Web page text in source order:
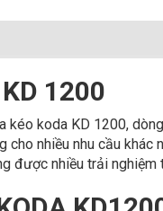
1200
koda KD 1200,
nhiều nhu cầu khác
được nhiều trải nghiệm